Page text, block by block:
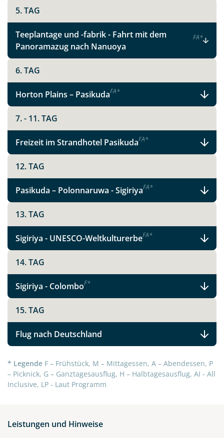
WhatsApp
Telegram
per E-Mail senden
Link kopieren
5. TAG
Teeplantage und -fabrik - Fahrt mit dem
Panoramazug nach Nanuoya
FA*
6. TAG
Horton Plains – PasikudaFA*
7. - 11. TAG
Freizeit im Strandhotel PasikudaFA*
12. TAG
Pasikuda – Polonnaruwa - SigiriyaFA*
13. TAG
Sigiriya - UNESCO-WeltkulturerbeFA*
14. TAG
Sigiriya - ColomboF*
15. TAG
Flug nach Deutschland
* Legende F – Frühstück, M – Mittagessen, A – Abendessen, P
– Picknick, G – Ganztagesausflug, H – Halbtagesausflug, AI - All
Inclusive, LP - Laut Programm
Leistungen und Hinweise